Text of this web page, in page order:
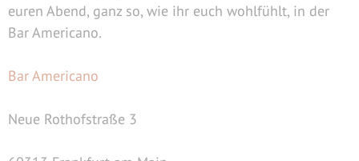
euren Abend, ganz so, wie ihr euch wohlfühlt, in der
Bar Americano.
Bar Americano
Neue Rothofstraße 3